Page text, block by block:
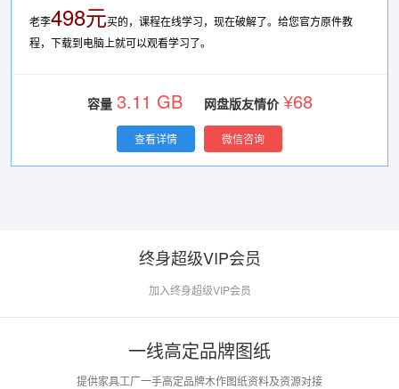
老李498元买的，课程在线学习，现在破解了。给您官方原件教
程，下载到电脑上就可以观看学习了。
容量 3.11 GB 网盘版友情价 ¥68
查看详情 微信咨询
终身超级VIP会员
加入终身超级VIP会员
一线高定品牌图纸
提供家具工厂一手高定品牌木作图纸资料及资源对接